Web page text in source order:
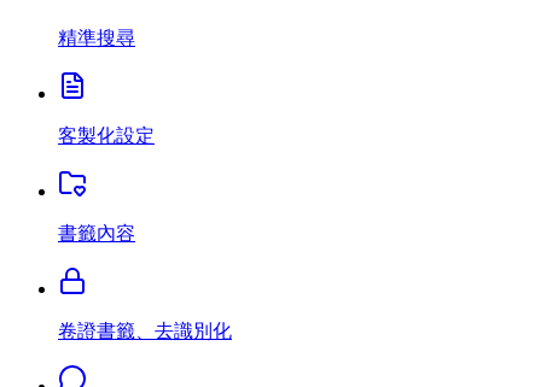
精準搜尋
客製化設定
書籤內容
卷證書籤、去識別化